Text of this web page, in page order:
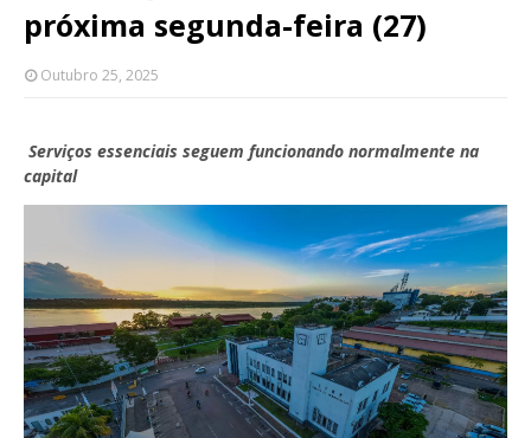
próxima segunda-feira (27)
Outubro 25, 2025
Serviços essenciais seguem funcionando normalmente na
capital